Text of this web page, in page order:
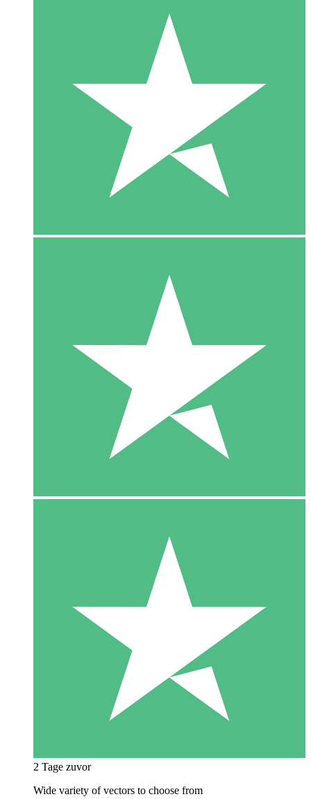
2 Tage zuvor
Wide variety of vectors to choose from